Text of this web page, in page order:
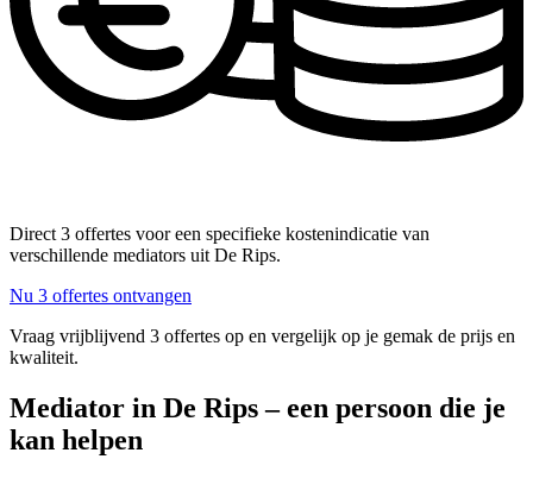
Direct 3 offertes voor een specifieke kostenindicatie van
verschillende mediators uit De Rips.
Nu 3 offertes ontvangen
Vraag vrijblijvend 3 offertes op en vergelijk op je gemak de prijs en
kwaliteit.
Mediator in De Rips – een persoon die je
kan helpen